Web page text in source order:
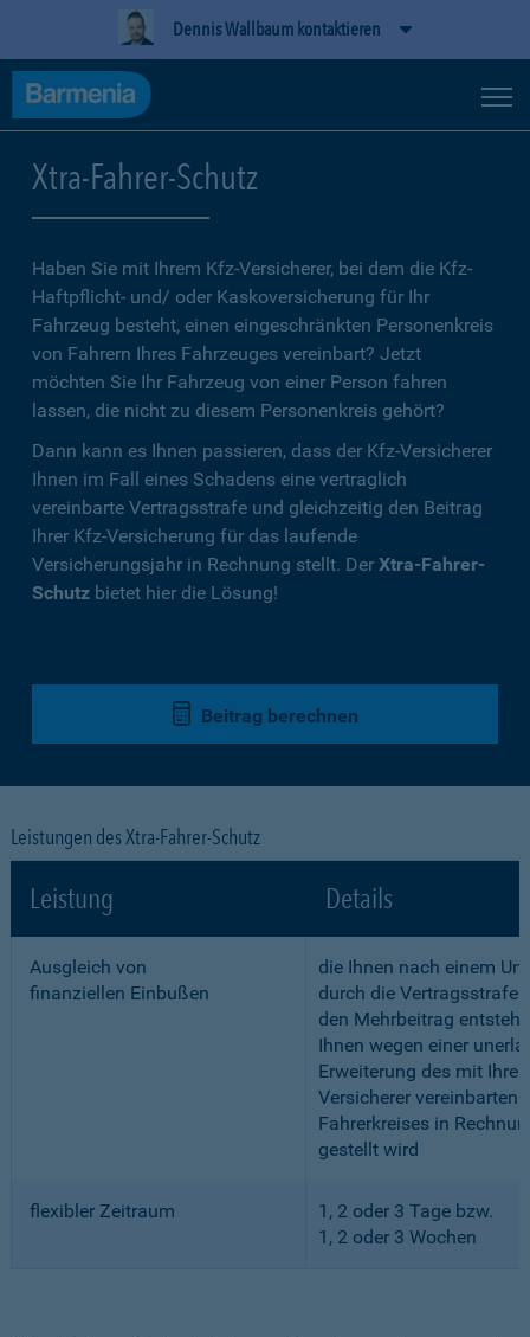
Dennis Wallbaum kontaktieren
Xtra-Fahrer-Schutz
Haben Sie mit Ihrem Kfz-Versicherer, bei dem die Kfz-
Haftpflicht- und/ oder Kaskoversicherung für Ihr
Fahrzeug besteht, einen eingeschränkten Personenkreis
von Fahrern Ihres Fahrzeuges vereinbart? Jetzt
möchten Sie Ihr Fahrzeug von einer Person fahren
lassen, die nicht zu diesem Personenkreis gehört?
Dann kann es Ihnen passieren, dass der Kfz-Versicherer
Ihnen im Fall eines Schadens eine vertraglich
vereinbarte Vertragsstrafe und gleichzeitig den Beitrag
Ihrer Kfz-Versicherung für das laufende
Versicherungsjahr in Rechnung stellt. Der Xtra-Fahrer-
Schutz bietet hier die Lösung!
Beitrag berechnen
Leistungen des Xtra-Fahrer-Schutz
Leistung Details
Ausgleich von
finanziellen Einbußen
die Ihnen nach einem
durch die Vertragsstrafe
den Mehrbeitrag
Ihnen wegen einer
Erweiterung des mit
Versicherer vereinbarten
Fahrerkreises in
gestellt wird
flexibler Zeitraum
1, 2 oder 3 Tage bzw.
1, 2 oder 3 Wochen